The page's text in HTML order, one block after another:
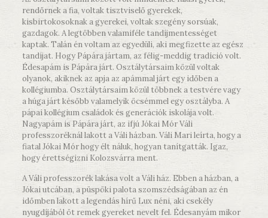
rendőrnek a fia, voltak tisztviselő gyerekek,
kisbirtokosoknak a gyerekei, voltak szegény sorsúak,
gazdagok. A legtöbben valamiféle tandíjmentességet
kaptak. Talán én voltam az egyedüli, aki megfizette az egész
tandíjat. Hogy Pápára jártam, az félig-meddig tradíció volt.
Édesapám is Pápára járt. Osztálytársaim közül voltak
olyanok, akiknek az apja az apámmal járt egy időben a
kollégiumba. Osztálytársaim közül többnek a testvére vagy
a húga járt később valamelyik öcsémmel egy osztályba. A
pápai kollégium családok és generációk iskolája volt.
Nagyapám is Pápára járt, az ifjú Jókai Mór Váli
professzoréknál lakott a Váli házban. Váli Mari leírta, hogy a
fiatal Jókai Mór hogy élt náluk, hogyan tanítgatták. Igaz,
hogy érettségizni Kolozsvárra ment.
A Váli professzorék lakása volt a Váli ház. Ebben a házban, a
Jókai utcában, a püspöki palota szomszédságában az én
időmben lakott a legendás hírű Lux néni, aki csekély
nyugdíjából öt remek gyereket nevelt fel. Édesanyám mikor